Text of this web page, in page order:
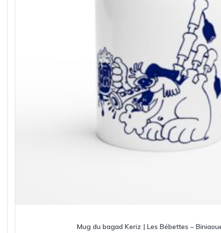
Mug du bagad Keriz | Les Bébettes –